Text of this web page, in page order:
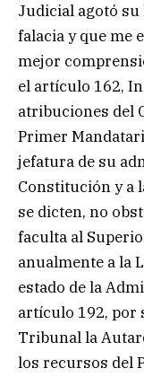
Judicial agotó
falacia y que me
mejor
el artículo 162,
atribuciones del
Primer
jefatura de su
Constitución y a
se dicten, no
faculta al
anualmente a la
estado de la
artículo 192, por
Tribunal la
los recursos del